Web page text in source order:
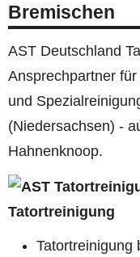
Bremischen
AST Deutschland
Ansprechpartner
und
(Niedersachsen) -
Hahnenknoop.
Tatortreinigung
Tatortreinigung